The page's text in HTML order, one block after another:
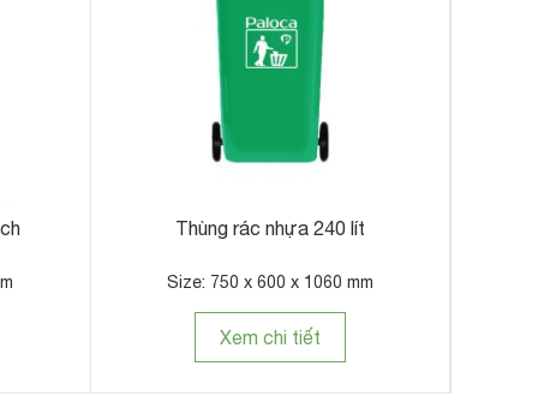
Thùng rác nhựa 240 lít
Size: 750 x 600 x 1060 mm
Xem chi tiết